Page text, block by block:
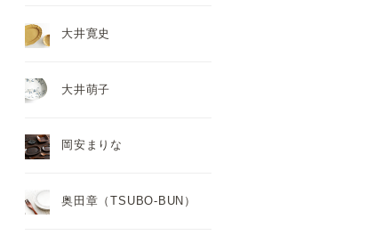
大井寛史
大井萌子
岡安まりな
奥田章（TSUBO-BUN）